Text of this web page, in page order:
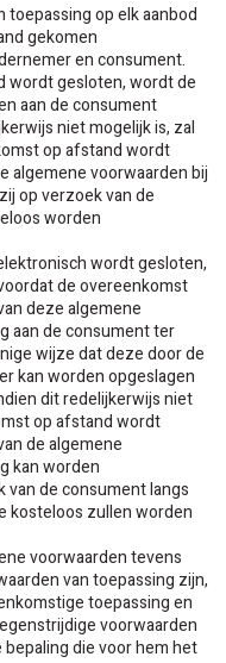
toepassing op elk aanbod
gekomen
en consument.
wordt gesloten, wordt de
aan de consument
niet mogelijk is, zal
op afstand wordt
algemene voorwaarden bij
op verzoek van de
worden
wordt gesloten,
de overeenkomst
deze algemene
aan de consument ter
wijze dat deze door de
kan worden opgeslagen
dit redelijkerwijs niet
op afstand wordt
de algemene
kan worden
de consument langs
kosteloos zullen worden
voorwaarden tevens
van toepassing zijn,
toepassing en
voorwaarden
die voor hem het